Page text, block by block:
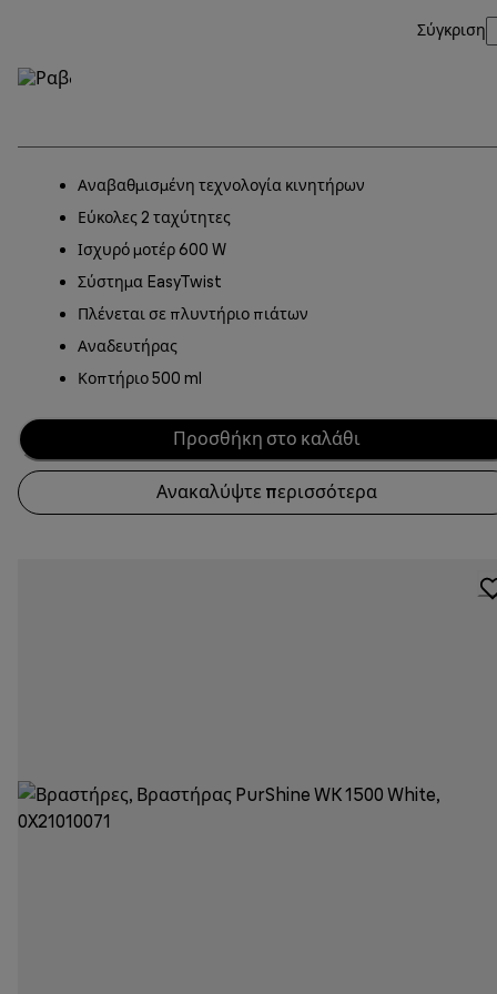
Σύγκριση
Αναβαθμισμένη τεχνολογία κινητήρων
Εύκολες 2 ταχύτητες
Ισχυρό μοτέρ 600 W
Σύστημα EasyTwist
Πλένεται σε πλυντήριο πιάτων
Αναδευτήρας
Κοπτήριο 500 ml
Προσθήκη στο καλάθι
Ανακαλύψτε περισσότερα